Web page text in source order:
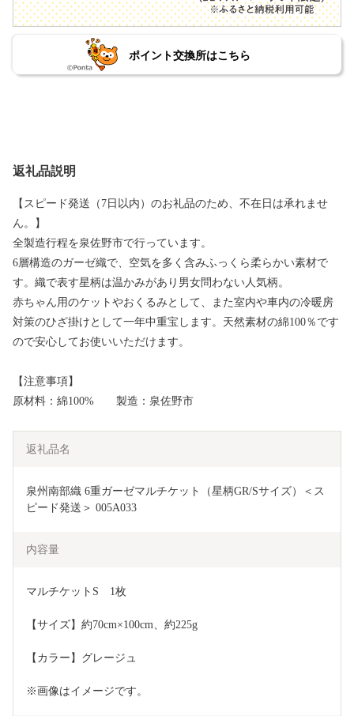
ポイント交換所はこちら
返礼品説明
【スピード発送（7日以内）のお礼品のため、不在日は承れませ
ん。】
全製造行程を泉佐野市で行っています。
6層構造のガーゼ織で、空気を多く含みふっくら柔らかい素材で
す。織で表す星柄は温かみがあり男女問わない人気柄。
赤ちゃん用のケットやおくるみとして、また室内や車内の冷暖房
対策のひざ掛けとして一年中重宝します。天然素材の綿100％です
ので安心してお使いいただけます。
【注意事項】
原材料：綿100% 製造：泉佐野市
返礼品名
泉州南部織 6重ガーゼマルチケット（星柄GR/Sサイズ）＜ス
ピード発送＞ 005A033
内容量
マルチケットS　1枚
【サイズ】約70cm×100cm、約225g
【カラー】グレージュ
※画像はイメージです。